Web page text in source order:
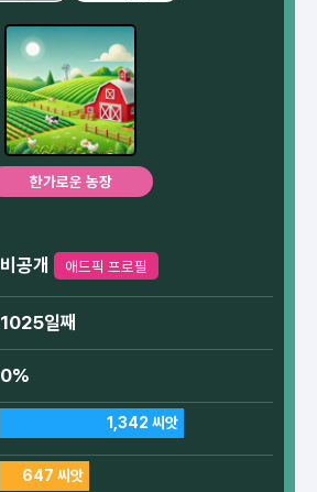
한가로운 농장
비공개 애드픽 프로필
1025일째
0%
1,342 씨앗
647 씨앗